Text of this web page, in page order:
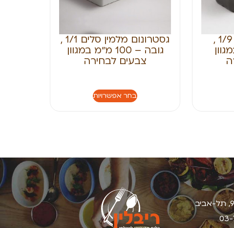
גסטרונום מלמין 1/9 ,
במגוון
גסטרונום מלמין סלים 1/1 ,
גובה – 100 מ״מ במגוון
צבעים לבחירה
בחר אפשרויות
03-